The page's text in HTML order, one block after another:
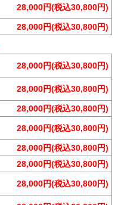
28,000円(税込30,800円)
28,000円(税込30,800円)
28,000円(税込30,800円)
28,000円(税込30,800円)
28,000円(税込30,800円)
28,000円(税込30,800円)
28,000円(税込30,800円)
28,000円(税込30,800円)
28,000円(税込30,800円)